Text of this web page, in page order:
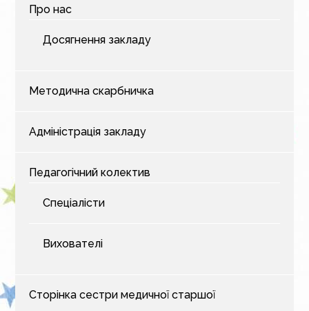
Про нас
Досягнення закладу
Методична скарбничка
Адміністрація закладу
Педагогічний колектив
Спеціалісти
Вихователі
Сторінка сестри медичної старшої